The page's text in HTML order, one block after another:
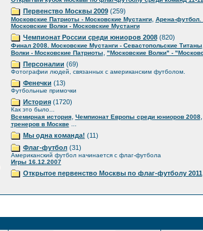
Первенство Москвы 2009(259)
Московские Патриоты - Московские Мустанги, Арена-футбол.
Московские Волки - Московские Мустанги
Чемпионат России среди юниоров 2008(820)
Финал 2008. Московские Мустанги - Севастопольские Титаны
Волки - Московские Патриоты
"Московские Волки" -
Персоналии (69)
Фотографии людей, связанных с американским футболом.
Фенечки (13)
Футбольные примочки
История(1720)
Как это было...
Всемирная история, Чемпионат Европы среди юниоров 2008,
тренеров в Москве...
Мы одна команда! (11)
Флаг-футбол(31)
Американский футбол начинается с флаг-футбола
Игры 16.12.2007
Открытое первенство Москвы по флаг-футболу 2011